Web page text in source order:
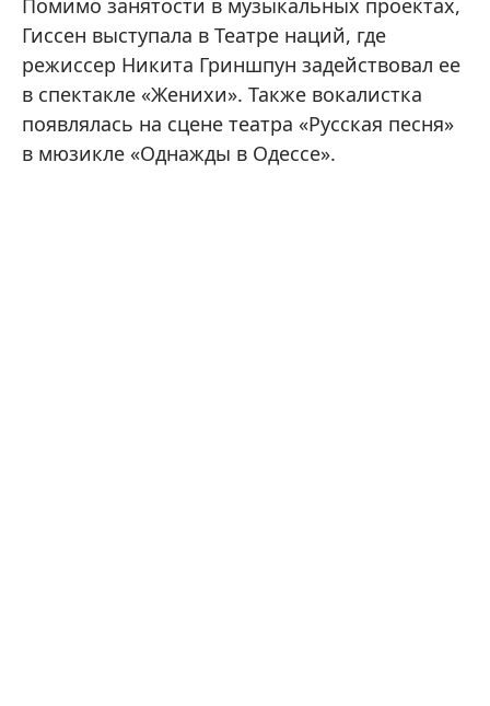
Помимо занятости в музыкальных проектах,
Гиссен выступала в Театре наций, где
режиссер Никита Гриншпун задействовал ее
в спектакле «Женихи». Также вокалистка
появлялась на сцене театра «Русская песня»
в мюзикле «Однажды в Одессе».